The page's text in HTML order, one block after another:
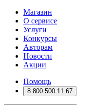
Магазин
О сервисе
Услуги
Конкурсы
Авторам
Новости
Акции
Помощь
8 800 500 11 67